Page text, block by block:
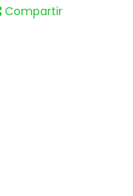
Compartir